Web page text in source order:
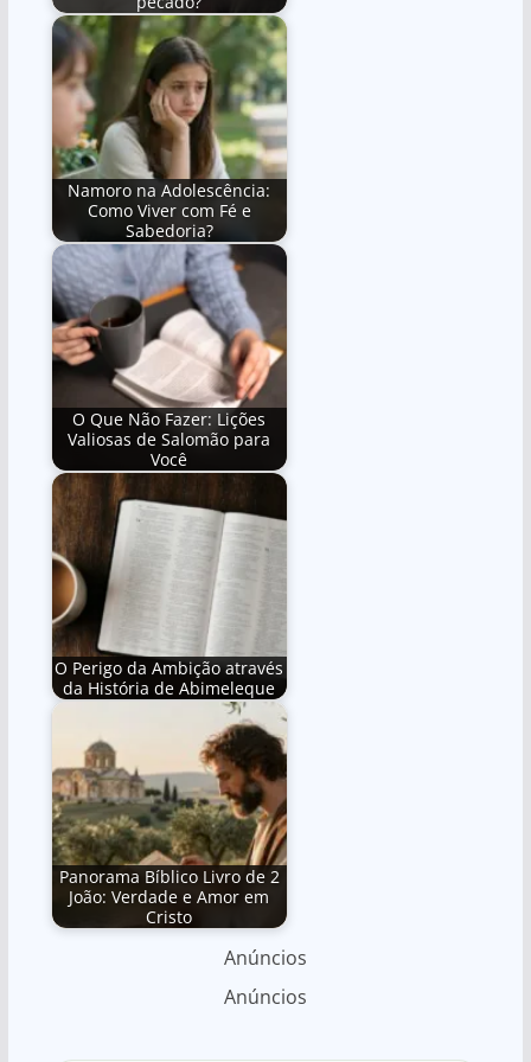
Namoro na Adolescência:
Como Viver com Fé e
Sabedoria?
O Que Não Fazer: Lições
Valiosas de Salomão para
Você
O Perigo da Ambição através
da História de Abimeleque
Panorama Bíblico Livro de 2
João: Verdade e Amor em
Cristo
Anúncios
Anúncios